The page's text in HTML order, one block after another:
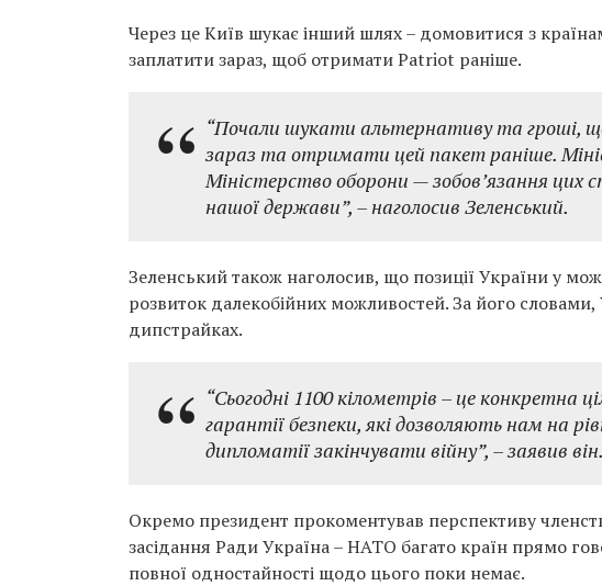
Через це Київ шукає інший шлях – домовитися з
заплатити зараз, щоб отримати Patriot раніше.
“Почали шукати альтернативу та гроші,
зараз та отримати цей пакет раніше.
Міністерство оборони — зобов’язання
нашої держави”, – наголосив Зеленський.
Зеленський також наголосив, що позиції України у
розвиток далекобійних можливостей. За його
дипстрайках.
“Сьогодні 1100 кілометрів – це конкретна
гарантії безпеки, які дозволяють нам на
дипломатії закінчувати війну”, – заявив він.
Окремо президент прокоментував перспективу
засідання Ради Україна – НАТО багато країн прямо
повної одностайності щодо цього поки немає.